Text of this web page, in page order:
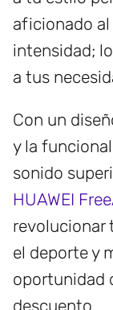
aficionado
intensidad;
a tus
Con un
y la
sonido
HUAWEI
revolucionar
el deporte y
oportunidad
descuento.